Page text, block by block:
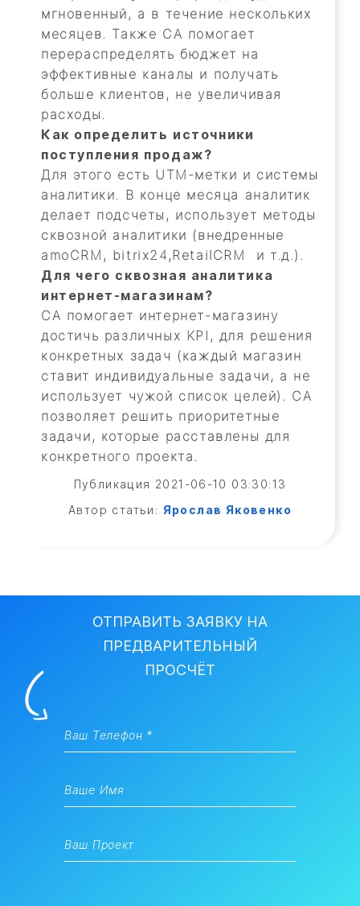
мгновенный, а в течение нескольких
месяцев. Также СА помогает
перераспределять бюджет на
эффективные каналы и получать
больше клиентов, не увеличивая
расходы.
Как определить источники
поступления продаж?
Для этого есть UTM-метки и системы
аналитики. В конце месяца аналитик
делает подсчеты, использует методы
сквозной аналитики (внедренные
amoCRM, bitrix24,RetailCRM и т.д.).
Для чего сквозная аналитика
интернет-магазинам?
СА помогает интернет-магазину
достичь различных KPI, для решения
конкретных задач (каждый магазин
ставит индивидуальные задачи, а не
использует чужой список целей). СА
позволяет решить приоритетные
задачи, которые расставлены для
конкретного проекта.
Публикация 2021-06-10 03:30:13
Автор статьи: Ярослав Яковенко
ОТПРАВИТЬ ЗАЯВКУ НА
ПРЕДВАРИТЕЛЬНЫЙ
ПРОСЧЁТ